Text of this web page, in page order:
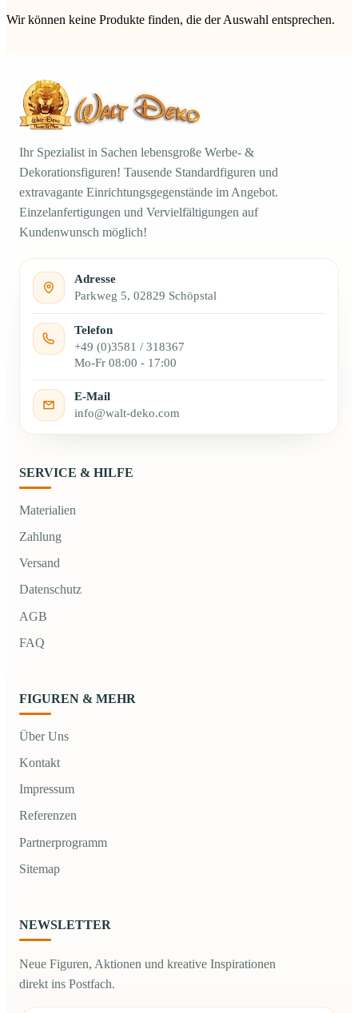
Wir können keine Produkte finden, die der Auswahl entsprechen.
Ihr Spezialist in Sachen lebensgroße Werbe- &
Dekorationsfiguren! Tausende Standardfiguren und
extravagante Einrichtungsgegenstände im Angebot.
Einzelanfertigungen und Vervielfältigungen auf
Kundenwunsch möglich!
Adresse
Parkweg 5, 02829 Schöpstal
Telefon
+49 (0)3581 / 318367
Mo-Fr 08:00 - 17:00
E-Mail
info@walt-deko.com
SERVICE & HILFE
Materialien
Zahlung
Versand
Datenschutz
AGB
FAQ
FIGUREN & MEHR
Über Uns
Kontakt
Impressum
Referenzen
Partnerprogramm
Sitemap
NEWSLETTER
Neue Figuren, Aktionen und kreative Inspirationen
direkt ins Postfach.